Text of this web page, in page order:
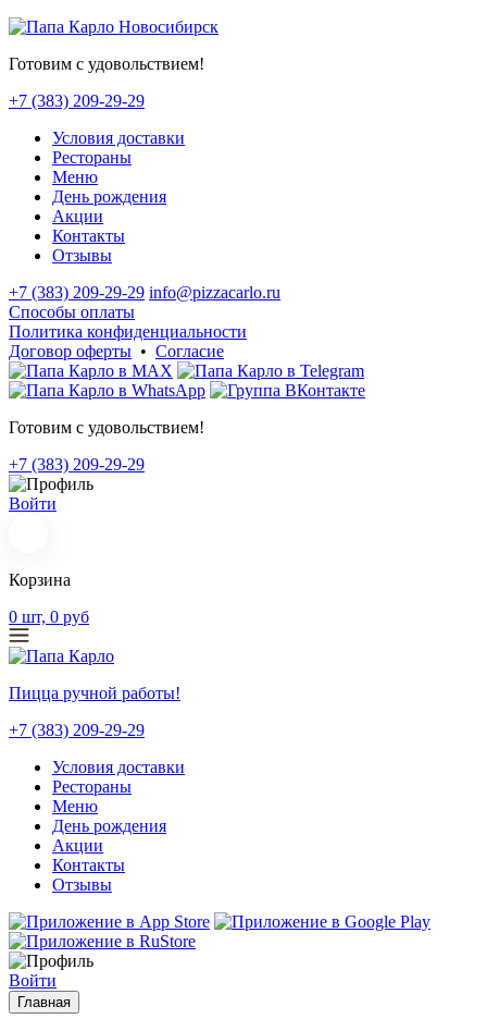
Готовим с удовольствием!
+7 (383) 209-29-29
Условия доставки
Рестораны
Меню
День рождения
Акции
Контакты
Отзывы
+7 (383) 209-29-29 info@pizzacarlo.ru
Способы оплаты
Политика конфиденциальности
Договор оферты • Согласие
Готовим с удовольствием!
+7 (383) 209-29-29
Войти
Корзина
0 шт, 0 руб
Пицца ручной работы!
+7 (383) 209-29-29
Условия доставки
Рестораны
Меню
День рождения
Акции
Контакты
Отзывы
Войти
Главная